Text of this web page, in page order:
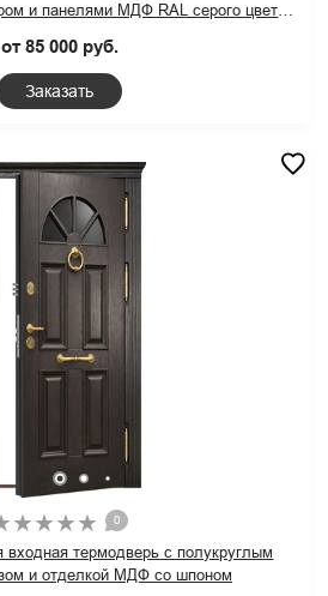
и панелями МДФ RAL серого цвета с
от 85 000 руб.
Заказать
0
входная термодверь с полукруглым
и отделкой МДФ со шпоном